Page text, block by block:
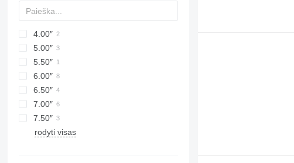
4.00″
5.00″
5.50″
6.00″
6.50″
7.00″
7.50″
rodyti visas